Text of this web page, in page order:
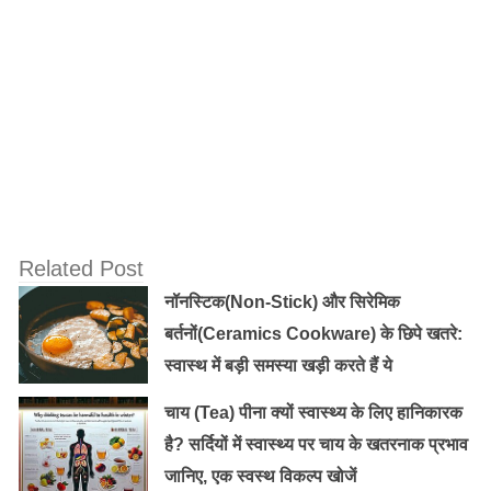
Related Post
नॉनस्टिक(Non-Stick) और सिरेमिक
बर्तनों(Ceramics Cookware) के छिपे खतरे:
स्वास्थ में बड़ी समस्या खड़ी करते हैं ये
चाय (Tea) पीना क्यों स्वास्थ्य के लिए हानिकारक
है? सर्दियों में स्वास्थ्य पर चाय के खतरनाक प्रभाव
जानिए, एक स्वस्थ विकल्प खोजें